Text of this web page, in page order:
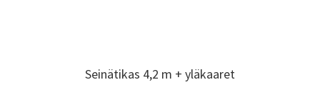
Seinätikas 4,2 m + yläkaaret
Seinätikas 4,2 m + yläkaaret